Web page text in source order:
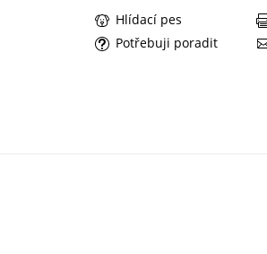
Hlídací pes
Potřebuji poradit